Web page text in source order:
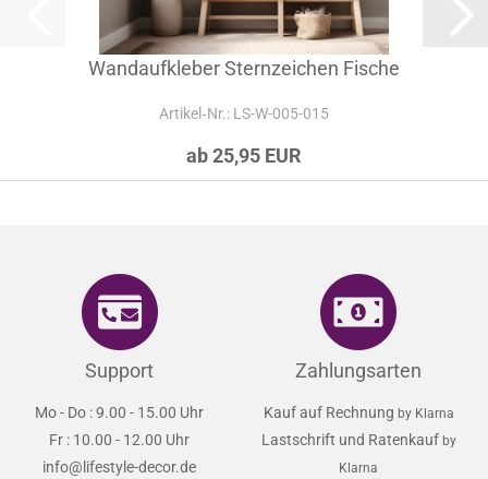
Wandaufkleber Sternzeichen Fische
Artikel‑Nr.: LS-W-005-015
ab 25,95 EUR
Support
Mo - Do : 9.00 - 15.00 Uhr
Fr : 10.00 - 12.00 Uhr
info@lifestyle-decor.de
Zahlungsarten
Kauf auf Rechnung by Klarna
Lastschrift und Ratenkauf by
Klarna